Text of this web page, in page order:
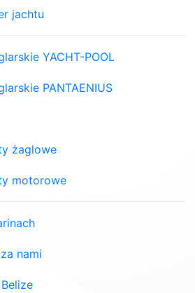
jachtu
YACHT-POOL
PANTAENIUS
żaglowe
motorowe
nami